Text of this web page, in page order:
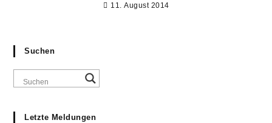
11. August 2014
Suchen
Letzte Meldungen